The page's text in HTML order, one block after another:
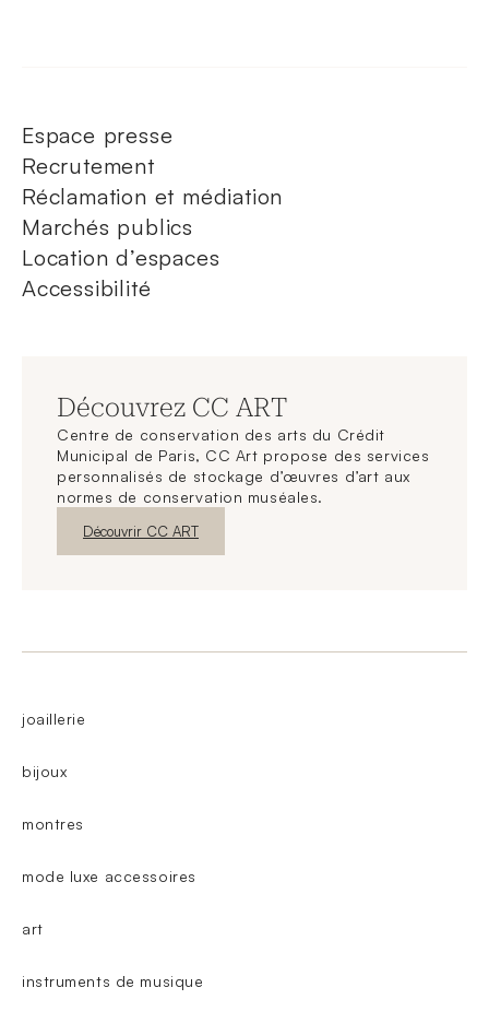
Espace presse
Recrutement
Réclamation et médiation
Marchés publics
Location d’espaces
Accessibilité
Découvrez CC ART
Centre de conservation des arts du Crédit
Municipal de Paris, CC Art propose des services
personnalisés de stockage d’œuvres d’art aux
normes de conservation muséales.
Nouvelle fenêtre
Découvrir CC ART
joaillerie
bijoux
montres
mode luxe accessoires
art
instruments de musique